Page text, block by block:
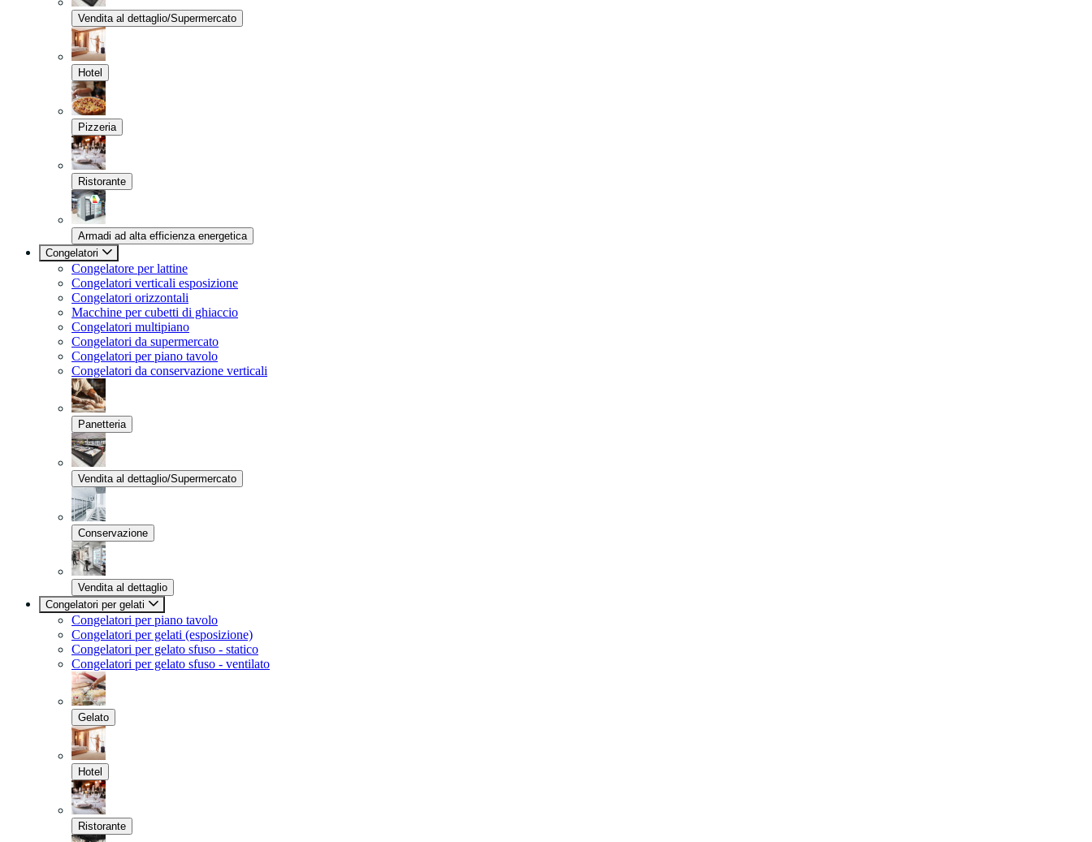
Vendita al dettaglio/Supermercato
Hotel
Pizzeria
Ristorante
Armadi ad alta efficienza energetica
Congelatori
Congelatore per lattine
Congelatori verticali esposizione
Congelatori orizzontali
Macchine per cubetti di ghiaccio
Congelatori multipiano
Congelatori da supermercato
Congelatori per piano tavolo
Congelatori da conservazione verticali
Panetteria
Vendita al dettaglio/Supermercato
Conservazione
Vendita al dettaglio
Congelatori per gelati
Congelatori per piano tavolo
Congelatori per gelati (esposizione)
Congelatori per gelato sfuso - statico
Congelatori per gelato sfuso - ventilato
Gelato
Hotel
Ristorante